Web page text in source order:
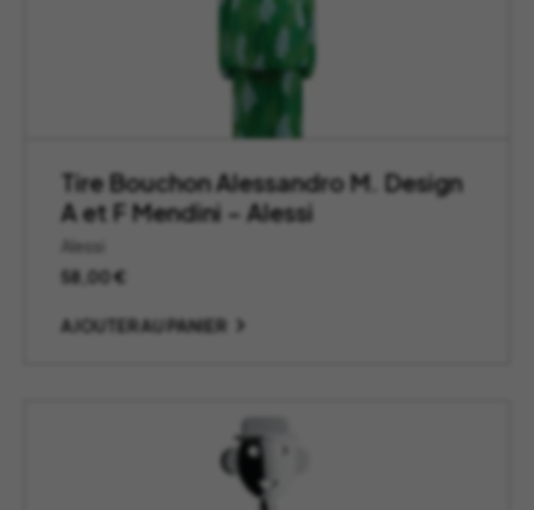
Tire Bouchon Alessandro M. Design
A et F Mendini – Alessi
Alessi
58,00€
AJOUTER AU PANIER